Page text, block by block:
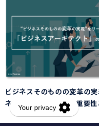
ビジネスそのものの変革の
ネスアーキテクト」の重要